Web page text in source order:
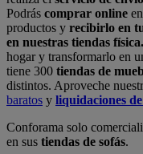
Podrás comprar online
productos y recibirlo en
en nuestras tiendas física.
hogar y transformarlo en
tiene 300 tiendas de
distintos. Aproveche
baratos y liquidaciones
Conforama solo
en sus tiendas de sofás.